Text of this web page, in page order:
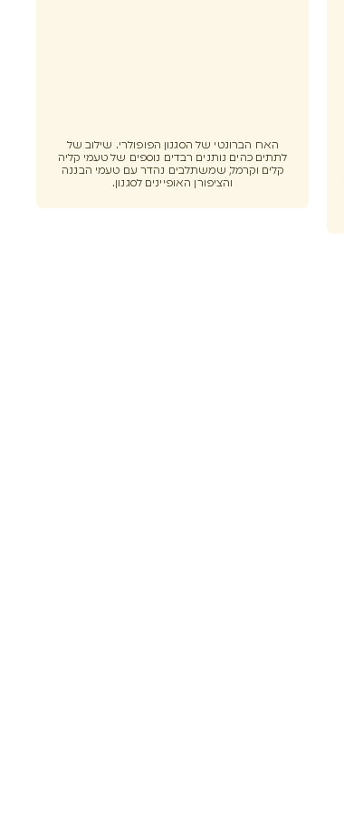
האח הברונטי של הסגנון הפופולרי. שילוב של
לתתים כהים נותנים רבדים נוספים של טעמי קליה
קלים וקרמל, שמשתלבים נהדר עם טעמי הבננה
והציפורן האופיינים לסגנון.